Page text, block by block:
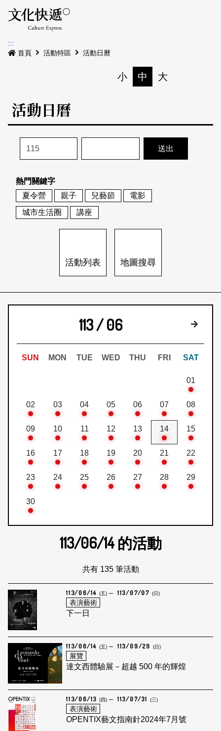
最新公告
本期專題
歷史專題
活動特區
活動列表
地圖搜尋
關於我們
關於我們
刊物索取地點
會員基本資料
刊登活動
網站導覽 English
日本語 登入/註冊
:::
首頁
活動特區 活動日曆
小 中 大
活動日曆
熱門關鍵字
夏令營
親子 兒藝節
電影
城市生活圈
講座
活動列表 地圖搜尋
113 / 06 下個月
SUN MON TUE WED THU FRI SAT
01
02 03 04 05 06 07 08
09 10 11 12 13 14 15
16 17 18 19 20 21 22
23 24 25 26 27 28 29
30
113/06/14的活動
共有 135 筆活動
113/06/14 (五) 113/07/07 (日)
表演藝術
下一日
113/06/14 (五) 113/09/29 (日)
展覽
達文西體驗展－超越 500 年的輝煌
113/06/13 (四) 113/07/31 (三)
表演藝術
OPENTIX藝文指南針2024年7月號